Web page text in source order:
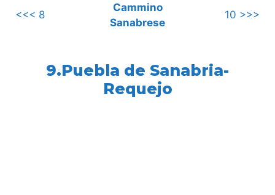
<<< 8
Cammino
Sanabrese
10 >>>
9.Puebla de Sanabria-
Requejo